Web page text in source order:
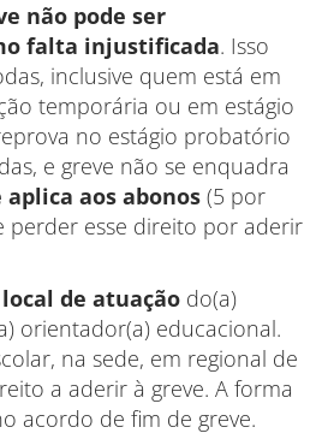
não pode ser
falta injustificada. Isso
inclusive quem está em
temporária ou em estágio
no estágio probatório
e greve não se enquadra
aplica aos abonos (5 por
perder esse direito por aderir
de atuaçãodo(a)
orientador(a) educacional.
na sede, em regional de
a aderir à greve. A forma
acordo de fim de greve.